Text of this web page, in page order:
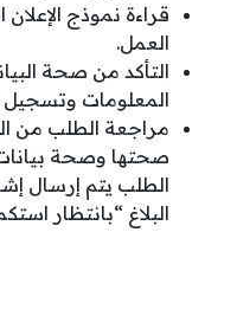
قراءة نموذج
العمل.
التأكد من صحة
المعلومات وتسجيل
مراجعة الطلب من
صحتها وصحة
الطلب يتم إرسال
البلاغ “بانتظار